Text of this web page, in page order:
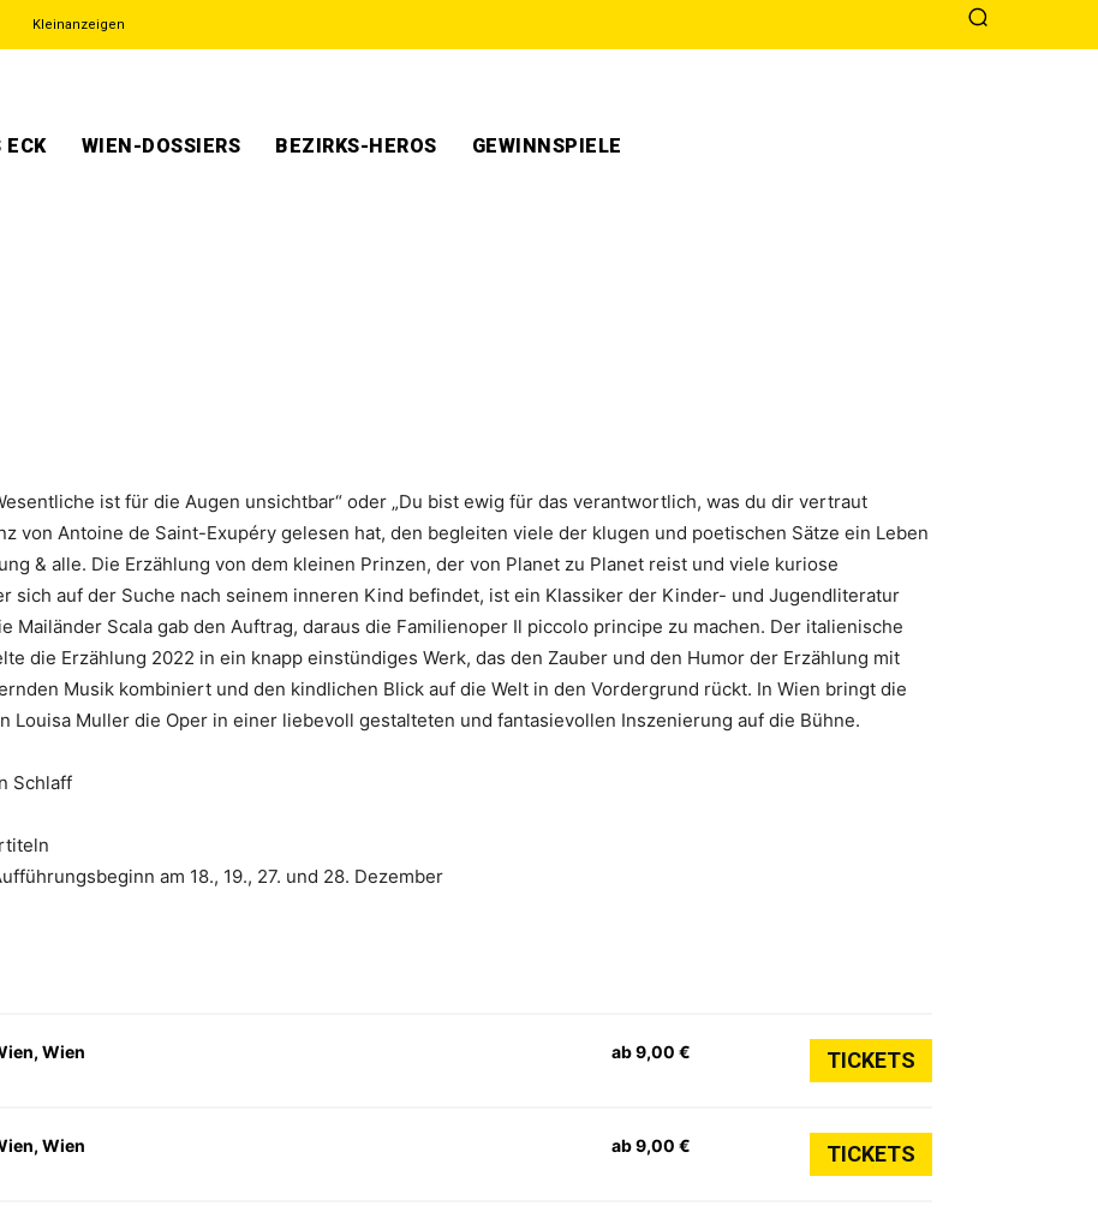
Kleinanzeigen
ECK WIEN-DOSSIERS BEZIRKS-HEROS GEWINNSPIELE
ist für die Augen unsichtbar“ oder „Du bist ewig für das verantwortlich, was du dir vertraut
von Antoine de Saint-Exupéry gelesen hat, den begleiten viele der klugen und poetischen Sätze ein Leben
& alle. Die Erzählung von dem kleinen Prinzen, der von Planet zu Planet reist und viele kuriose
sich auf der Suche nach seinem inneren Kind befindet, ist ein Klassiker der Kinder- und Jugendliteratur
Mailänder Scala gab den Auftrag, daraus die Familienoper Il piccolo principe zu machen. Der italienische
die Erzählung 2022 in ein knapp einstündiges Werk, das den Zauber und den Humor der Erzählung mit
Musik kombiniert und den kindlichen Blick auf die Welt in den Vordergrund rückt. In Wien bringt die
Louisa Muller die Oper in einer liebevoll gestalteten und fantasievollen Inszenierung auf die Bühne.
Schlaff
am 18., 19., 27. und 28. Dezember
Wien ab 9,00 € TICKETS
Wien ab 9,00 € TICKETS